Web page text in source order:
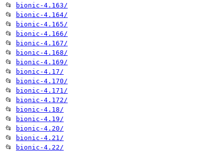
📂
bionic-4.163/
📂
bionic-4.164/
📂
bionic-4.165/
📂
bionic-4.166/
📂
bionic-4.167/
📂
bionic-4.168/
📂
bionic-4.169/
📂
bionic-4.17/
📂
bionic-4.170/
📂
bionic-4.171/
📂
bionic-4.172/
📂
bionic-4.18/
📂
bionic-4.19/
📂
bionic-4.20/
📂
bionic-4.21/
📂
bionic-4.22/